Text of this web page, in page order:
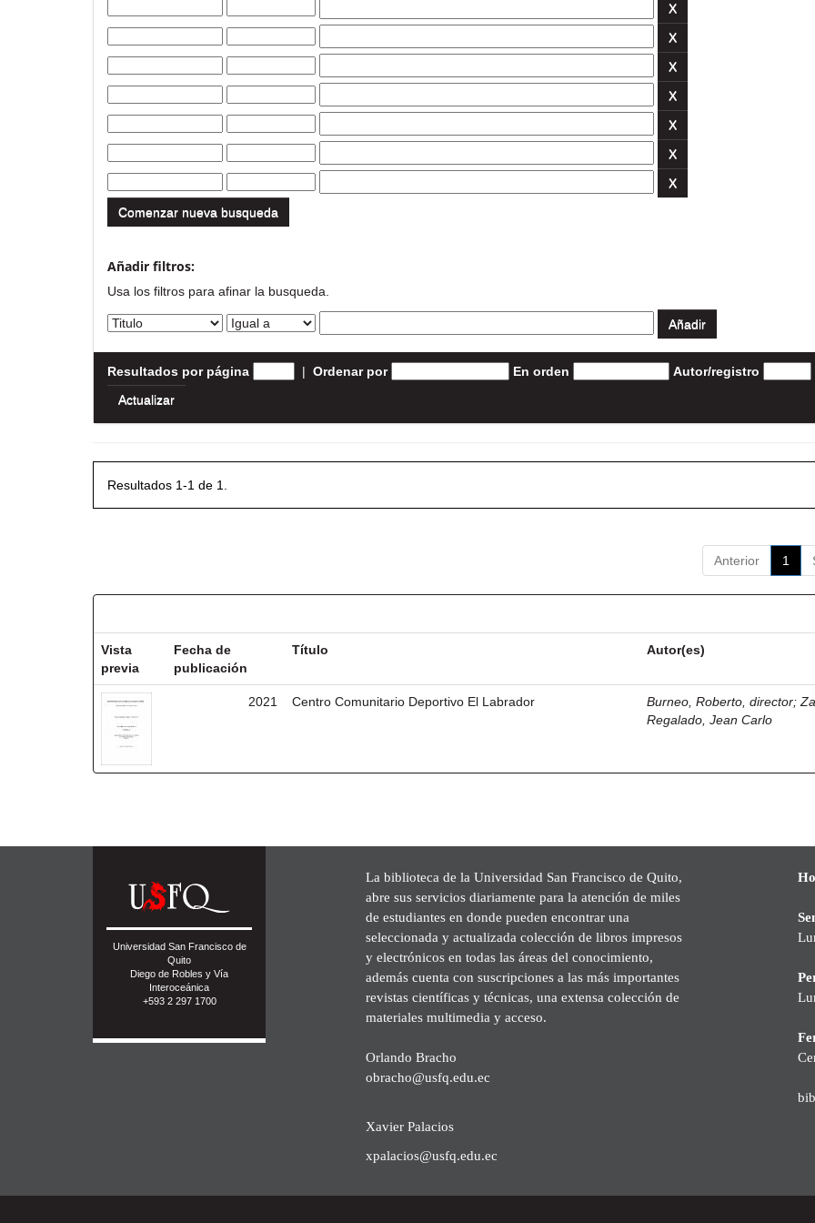
Comenzar nueva busqueda
Añadir filtros:
Usa los filtros para afinar la busqueda.
Resultados por página | Ordenar por En orden Autor/registro
Resultados 1-1 de 1.
Anterior 1
Vista
previa
Fecha de
publicación
Título Autor(es)
2021 Centro Comunitario Deportivo El Labrador Burneo, Roberto, director;
Regalado, Jean Carlo
Universidad San Francisco de
Quito
Diego de Robles y Vía
Interoceánica
+593 2 297 1700
La biblioteca de la Universidad San Francisco de Quito,
abre sus servicios diariamente para la atención de miles
de estudiantes en donde pueden encontrar una
seleccionada y actualizada colección de libros impresos
y electrónicos en todas las áreas del conocimiento,
además cuenta con suscripciones a las más importantes
revistas científicas y técnicas, una extensa colección de
materiales multimedia y acceso.
Orlando Bracho
obracho@usfq.edu.ec
Xavier Palacios
xpalacios@usfq.edu.ec